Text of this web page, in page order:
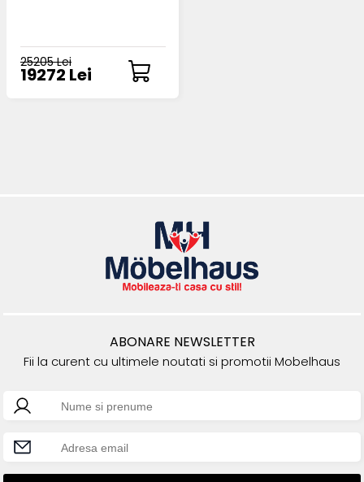
25205 Lei
19272 Lei
ABONARE NEWSLETTER
Fii la curent cu ultimele noutati si promotii Mobelhaus